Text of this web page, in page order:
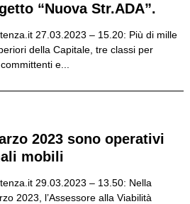
“Nuova Str.ADA”.
27.03.2023 – 15.20: Più di mille
della Capitale, tre classi per
e...
2023 sono operativi
mobili
29.03.2023 – 13.50: Nella
2023, l’Assessore alla Viabilità